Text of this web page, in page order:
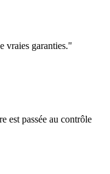
vraies garanties."
est passée au contrôle